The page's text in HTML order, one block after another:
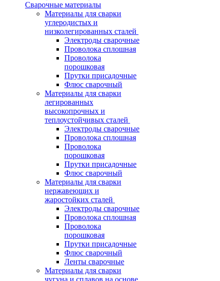
Сварочные материалы
Материалы для сварки
углеродистых и
низколегированных сталей
Электроды сварочные
Проволока сплошная
Проволока
порошковая
Прутки присадочные
Флюс сварочный
Материалы для сварки
легированных
высокопрочных и
теплоустойчивых сталей
Электроды сварочные
Проволока сплошная
Проволока
порошковая
Прутки присадочные
Флюс сварочный
Материалы для сварки
нержавеющих и
жаростойких сталей
Электроды сварочные
Проволока сплошная
Проволока
порошковая
Прутки присадочные
Флюс сварочный
Ленты сварочные
Материалы для сварки
чугуна и сплавов на основе